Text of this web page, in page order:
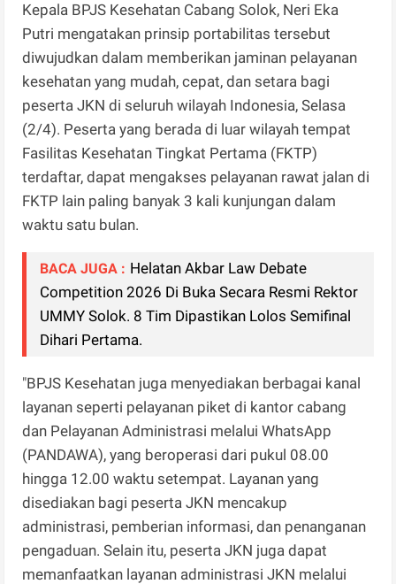
Kepala BPJS Kesehatan Cabang Solok, Neri Eka
Putri mengatakan prinsip portabilitas tersebut
diwujudkan dalam memberikan jaminan pelayanan
kesehatan yang mudah, cepat, dan setara bagi
peserta JKN di seluruh wilayah Indonesia, Selasa
(2/4). Peserta yang berada di luar wilayah tempat
Fasilitas Kesehatan Tingkat Pertama (FKTP)
terdaftar, dapat mengakses pelayanan rawat jalan di
FKTP lain paling banyak 3 kali kunjungan dalam
waktu satu bulan.
BACA JUGA : Helatan Akbar Law Debate
Competition 2026 Di Buka Secara Resmi Rektor
UMMY Solok. 8 Tim Dipastikan Lolos Semifinal
Dihari Pertama.
"BPJS Kesehatan juga menyediakan berbagai kanal
layanan seperti pelayanan piket di kantor cabang
dan Pelayanan Administrasi melalui WhatsApp
(PANDAWA), yang beroperasi dari pukul 08.00
hingga 12.00 waktu setempat. Layanan yang
disediakan bagi peserta JKN mencakup
administrasi, pemberian informasi, dan penanganan
pengaduan. Selain itu, peserta JKN juga dapat
memanfaatkan layanan administrasi JKN melalui